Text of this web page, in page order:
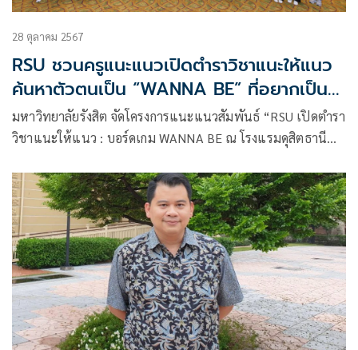
28 ตุลาคม 2567
RSU ชวนครูแนะแนวเปิดตำราวิชาแนะให้แนว
ค้นหาตัวตนเป็น “WANNA BE” ที่อยากเป็นใน
อนาคต
มหาวิทยาลัยรังสิต จัดโครงการแนะแนวสัมพันธ์ “RSU เปิดตำรา
วิชาแนะให้แนว : บอร์ดเกม WANNA BE ณ โรงแรมดุสิตธานี